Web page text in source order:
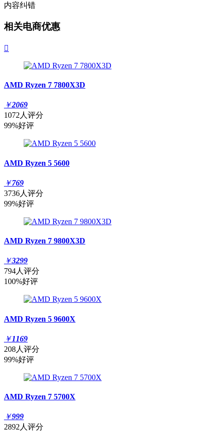
内容纠错
相关电商优惠

AMD Ryzen 7 7800X3D
￥2069
1072人评分
99%好评
AMD Ryzen 5 5600
￥769
3736人评分
99%好评
AMD Ryzen 7 9800X3D
￥3299
794人评分
100%好评
AMD Ryzen 5 9600X
￥1169
208人评分
99%好评
AMD Ryzen 7 5700X
￥999
2892人评分